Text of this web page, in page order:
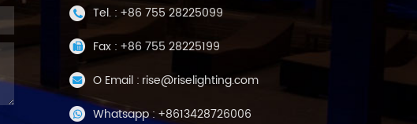
Tel. : +86 755 28225099
Fax : +86 755 28225199
O Email : rise@riselighting.com
Whatsapp : +8613428726006